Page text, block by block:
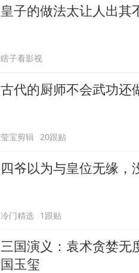
皇子的做法太让人出其
瞎子看影视
古代的厨师不会武功还
莹宝剪辑 20跟贴
四爷以为与皇位无缘，
冷门精选 1跟贴
三国演义：袁术贪婪无
国玉玺